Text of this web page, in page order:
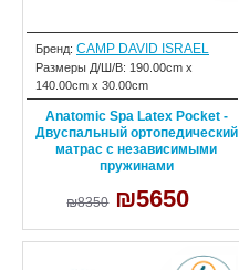
Бренд: CAMP DAVID ISRAEL
Размеры Д/Ш/В: 190.00cm x
140.00cm x 30.00cm
Anatomic Spa Latex Pocket -
Двуспальный ортопедический
матрас с независимыми
пружинами
₪8350 ₪5650